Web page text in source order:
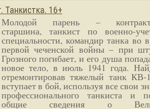
Танкистка. 16+
Молодой парень –
старшина, танкист по военно-
специальности, командир танка во
первой чеченской войны – при
Грозного погибает, и его душа
новое тело, в июль 1941 года.
отремонтировав тяжелый танк
вступает в бой, используя все свои
профессионального танкиста и
общие сведения о